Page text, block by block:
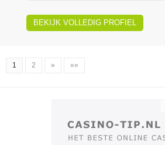
BEKIJK VOLLEDIG PROFIEL
1 2 » »»